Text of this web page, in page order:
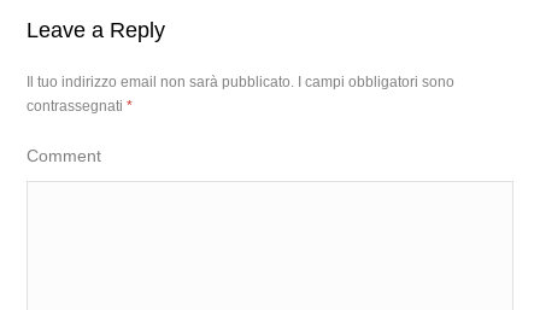
Leave a Reply
Il tuo indirizzo email non sarà pubblicato.
I campi obbligatori sono
contrassegnati*
Comment